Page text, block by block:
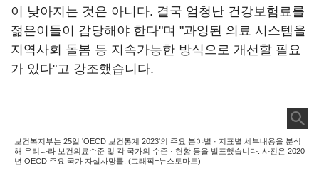
이 낮아지는 것은 아니다. 결국 엄청난 건강보험료를
젊은이들이 감당해야 한다"며 "과잉된 의료 시스템을
지역사회 돌봄 등 지속가능한 방식으로 개선할 필요
가 있다"고 강조했습니다.
보건복지부는 25일 'OECD 보건통계 2023'의 주요 분야별 · 지표별 세부내용을 분석
해 우리나라 보건의료수준 및 각 국가의 수준 · 현황 등을 발표했습니다. 사진은 2020
년 OECD 주요 국가 자살사망률. (그래픽=뉴스토마토)